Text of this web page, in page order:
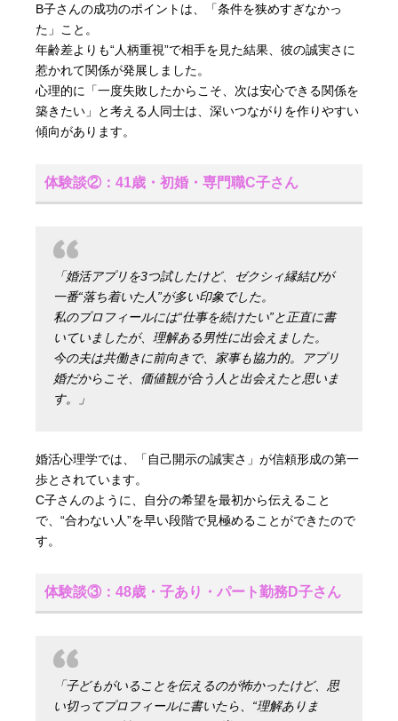
B子さんの成功のポイントは、「条件を狭めすぎなかっ
た」こと。
年齢差よりも“人柄重視”で相手を見た結果、彼の誠実さに
惹かれて関係が発展しました。
心理的に「一度失敗したからこそ、次は安心できる関係を
築きたい」と考える人同士は、深いつながりを作りやすい
傾向があります。
体験談②：41歳・初婚・専門職C子さん
「婚活アプリを3つ試したけど、ゼクシィ縁結びが
一番“落ち着いた人”が多い印象でした。
私のプロフィールには“仕事を続けたい”と正直に書
いていましたが、理解ある男性に出会えました。
今の夫は共働きに前向きで、家事も協力的。アプリ
婚だからこそ、価値観が合う人と出会えたと思いま
す。」
婚活心理学では、「自己開示の誠実さ」が信頼形成の第一
歩とされています。
C子さんのように、自分の希望を最初から伝えること
で、“合わない人”を早い段階で見極めることができたので
す。
体験談③：48歳・子あり・パート勤務D子さん
「子どもがいることを伝えるのが怖かったけど、思
い切ってプロフィールに書いたら、“理解ありま